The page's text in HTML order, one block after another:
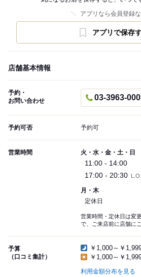
アプリなら会員登録
アプリで保存
店舗基本情報
予約・
お問い合わせ
03-3963-
予約可否 予約可
営業時間 火・水・金・土・日
11:00 - 14:00
17:00 - 20:30
月・木
定休日
営業時間・定休日は変
で、ご来店前に店舗に
予算
（口コミ集計）
￥1,000～￥
￥1,000～￥
利用金額分布を見る